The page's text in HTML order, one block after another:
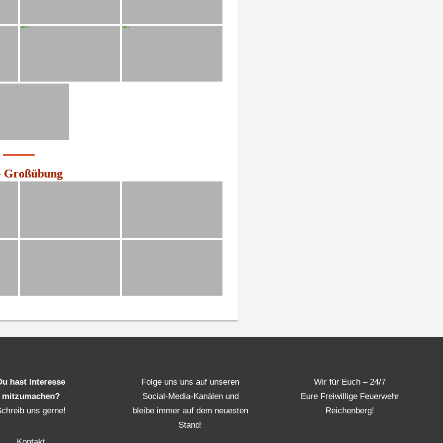
Großübung
hast Interesse
mitzumachen?
uns gerne!
Folge uns uns auf unseren
Social-Media-Kanälen und
bleibe immer auf dem neuesten
Stand!
Wir für Euch – 24/7
Eure Freiwillige Feuerwehr
Reichenberg!